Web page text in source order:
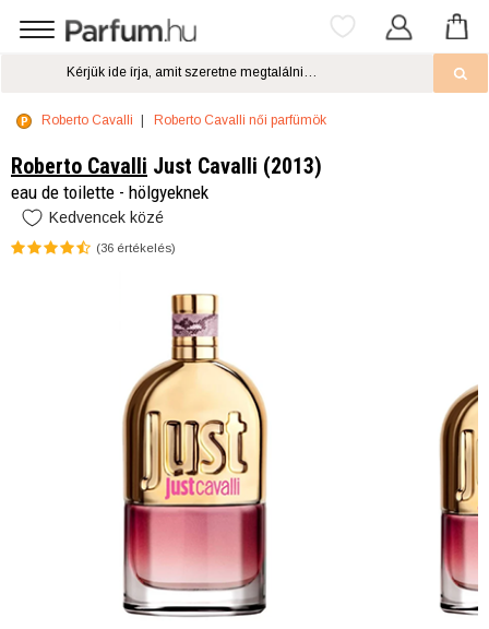
Roberto Cavalli Roberto Cavalli női parfümök
Roberto Cavalli Just Cavalli (2013)
eau de toilette - hölgyeknek
Kedvencek közé
(36 értékelés)